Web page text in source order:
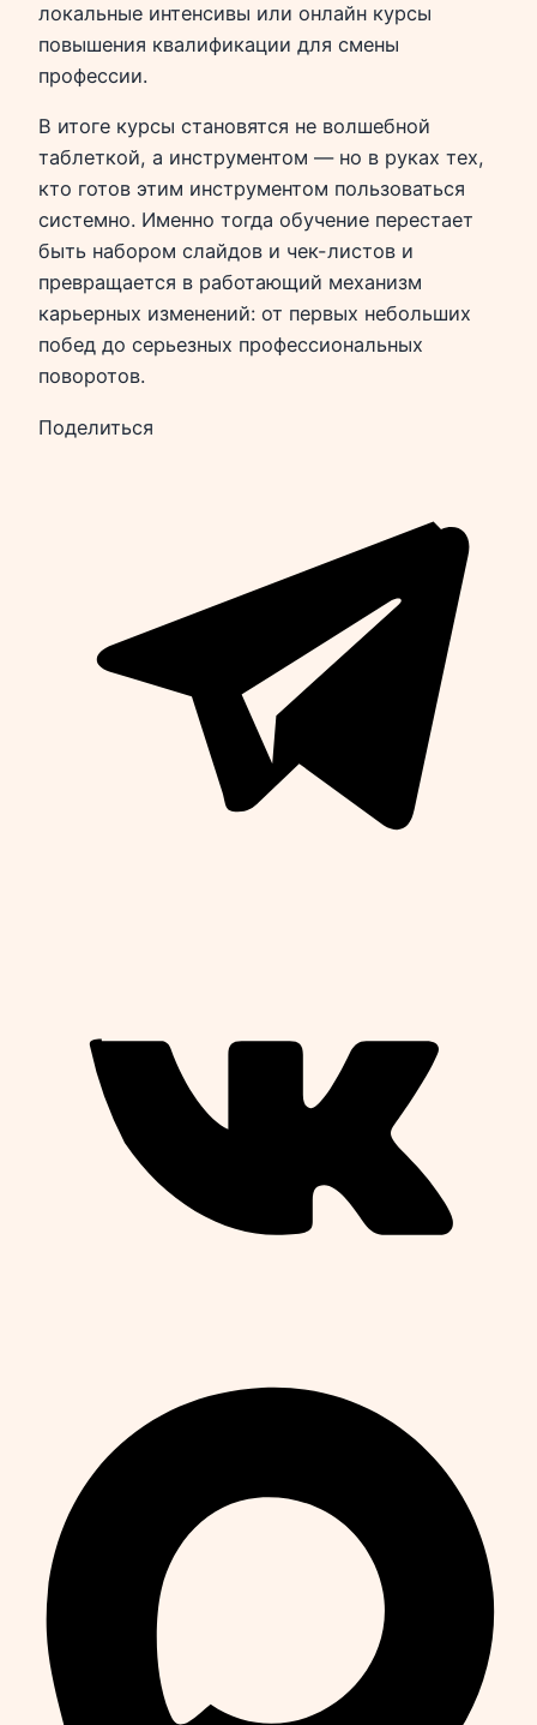
локальные интенсивы или онлайн курсы
повышения квалификации для смены
профессии.
В итоге курсы становятся не волшебной
таблеткой, а инструментом — но в руках тех,
кто готов этим инструментом пользоваться
системно. Именно тогда обучение перестает
быть набором слайдов и чек-листов и
превращается в работающий механизм
карьерных изменений: от первых небольших
побед до серьезных профессиональных
поворотов.
Поделиться